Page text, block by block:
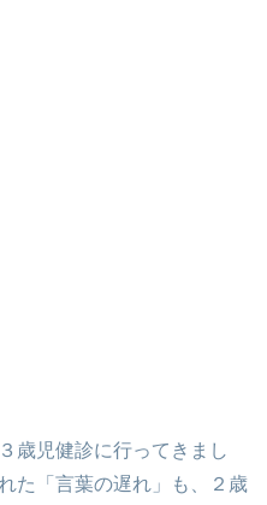
歳児健診に行ってきまし
た「言葉の遅れ」も、２歳